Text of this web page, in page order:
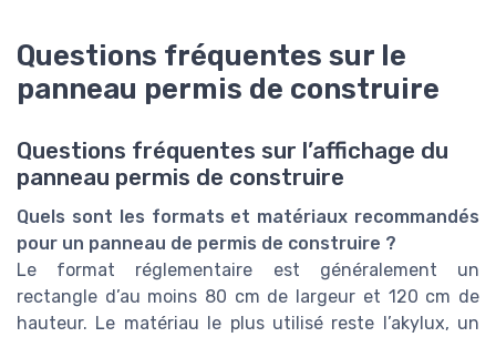
Questions fréquentes sur le
panneau permis de construire
Questions fréquentes sur l’affichage du
panneau permis de construire
Quels sont les formats et matériaux recommandés
pour un panneau de permis de construire ?
Le format réglementaire est généralement un
rectangle d’au moins 80 cm de largeur et 120 cm de
hauteur. Le matériau le plus utilisé reste l’akylux, un